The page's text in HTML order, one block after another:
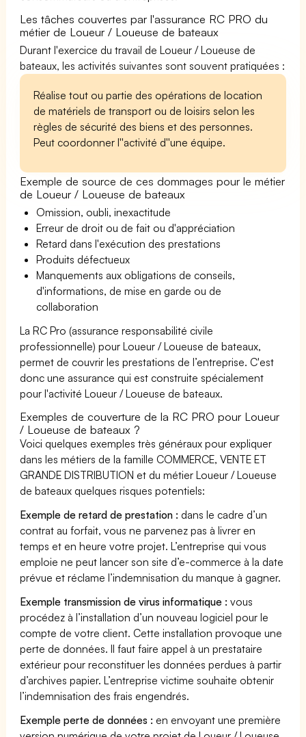
Les tâches couvertes par l'assurance RC PRO du
métier de Loueur / Loueuse de bateaux
Durant l'exercice du travail de Loueur / Loueuse de
bateaux, les activités suivantes sont souvent pratiquées :
Réalise tout ou partie des opérations de location
de matériels de transport ou de loisirs selon les
règles de sécurité des biens et des personnes.
Peut coordonner l''activité d''une équipe.
Exemple de source de ces dommages pour le métier
de Loueur / Loueuse de bateaux
Omission, oubli, inexactitude
Erreur de droit ou de fait ou d'appréciation
Retard dans l'exécution des prestations
Produits défectueux
Manquements aux obligations de conseils,
d'informations, de mise en garde ou de
collaboration
La RC Pro (assurance responsabilité civile
professionnelle) pour Loueur / Loueuse de bateaux,
permet de couvrir les prestations de l’entreprise. C'est
donc une assurance qui est construite spécialement
pour l'activité Loueur / Loueuse de bateaux.
Exemples de couverture de la RC PRO pour Loueur
/ Loueuse de bateaux ?
Voici quelques exemples très généraux pour expliquer
dans les métiers de la famille COMMERCE, VENTE ET
GRANDE DISTRIBUTION et du métier Loueur / Loueuse
de bateaux quelques risques potentiels:
Exemple de retard de prestation : dans le cadre d’un
contrat au forfait, vous ne parvenez pas à livrer en
temps et en heure votre projet. L’entreprise qui vous
emploie ne peut lancer son site d’e-commerce à la date
prévue et réclame l’indemnisation du manque à gagner.
Exemple transmission de virus informatique : vous
procédez à l’installation d’un nouveau logiciel pour le
compte de votre client. Cette installation provoque une
perte de données. Il faut faire appel à un prestataire
extérieur pour reconstituer les données perdues à partir
d’archives papier. L’entreprise victime souhaite obtenir
l’indemnisation des frais engendrés.
Exemple perte de données : en envoyant une première